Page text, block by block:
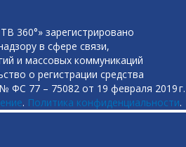
360°» зарегистрировано
в сфере связи,
и массовых коммуникаций
о регистрации средства
ФС 77 – 75082 от 19 февраля 2019 г.
. Политика конфиденциальности.